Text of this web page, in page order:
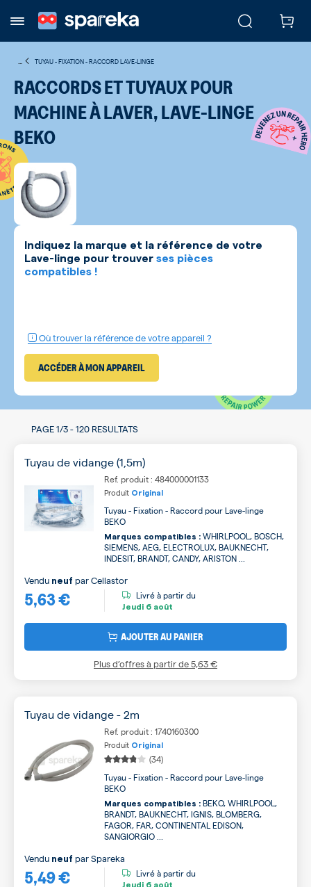
TUYAU - FIXATION - RACCORD LAVE-LINGE
RACCORDS ET TUYAUX POUR
MACHINE À LAVER, LAVE-LINGE
BEKO
Indiquez la marque et la référence de votre
Lave-linge pour trouver ses pièces
compatibles !
Où trouver la référence de votre appareil ?
ACCÉDER À MON APPAREIL
PAGE1/3-120 RESULTATS
Tuyau de vidange (1,5m)
Ref. produit : 484000001133
Produit Original
Tuyau - Fixation - Raccord pour Lave-linge
BEKO
Marques compatibles : WHIRLPOOL, BOSCH,
SIEMENS, AEG, ELECTROLUX, BAUKNECHT,
INDESIT, BRANDT, CANDY, ARISTON ...
5,63 €
Vendu neuf parCellastor
Livré à partir du
Jeudi 6 août
AJOUTER AU PANIER
Plus d’offres à partir de5,63 €
Tuyau de vidange - 2m
Ref. produit : 1740160300
Produit Original
(34)
Tuyau - Fixation - Raccord pour Lave-linge
BEKO
Marques compatibles : BEKO, WHIRLPOOL,
BRANDT, BAUKNECHT, IGNIS, BLOMBERG,
FAGOR, FAR, CONTINENTAL EDISON,
SANGIORGIO ...
5,49 €
Vendu neuf parSpareka
Livré à partir du
Jeudi 6 août